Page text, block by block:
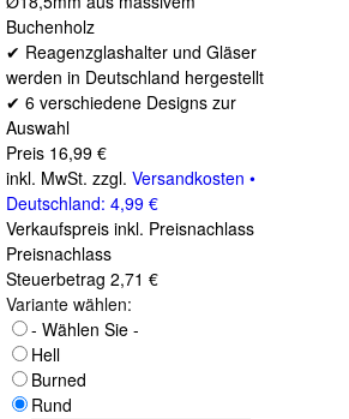
Buchenholz
✔ Reagenzglashalter und Gläser
werden in Deutschland hergestellt
✔ 6 verschiedene Designs zur
Auswahl
Preis 16,99 €
inkl. MwSt. zzgl. Versandkosten •
Deutschland: 4,99 €
Verkaufspreis inkl. Preisnachlass
Preisnachlass
Steuerbetrag 2,71 €
Variante wählen:
- Wählen Sie -
Hell
Burned
Rund